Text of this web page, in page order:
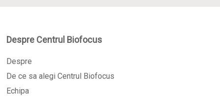
Despre Centrul Biofocus
Despre
De ce sa alegi Centrul Biofocus
Echipa